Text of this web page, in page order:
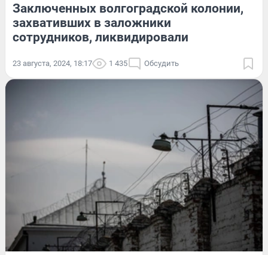
Заключенных волгоградской колонии,
захвативших в заложники
сотрудников, ликвидировали
23 августа, 2024, 18:17 1 435 Обсудить